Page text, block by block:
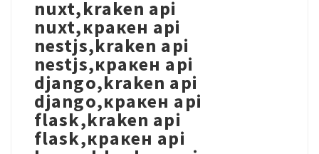
nuxt,kraken api
nuxt,кракен api
nestjs,kraken api
nestjs,кракен api
django,kraken api
django,кракен api
flask,kraken api
flask,кракен api